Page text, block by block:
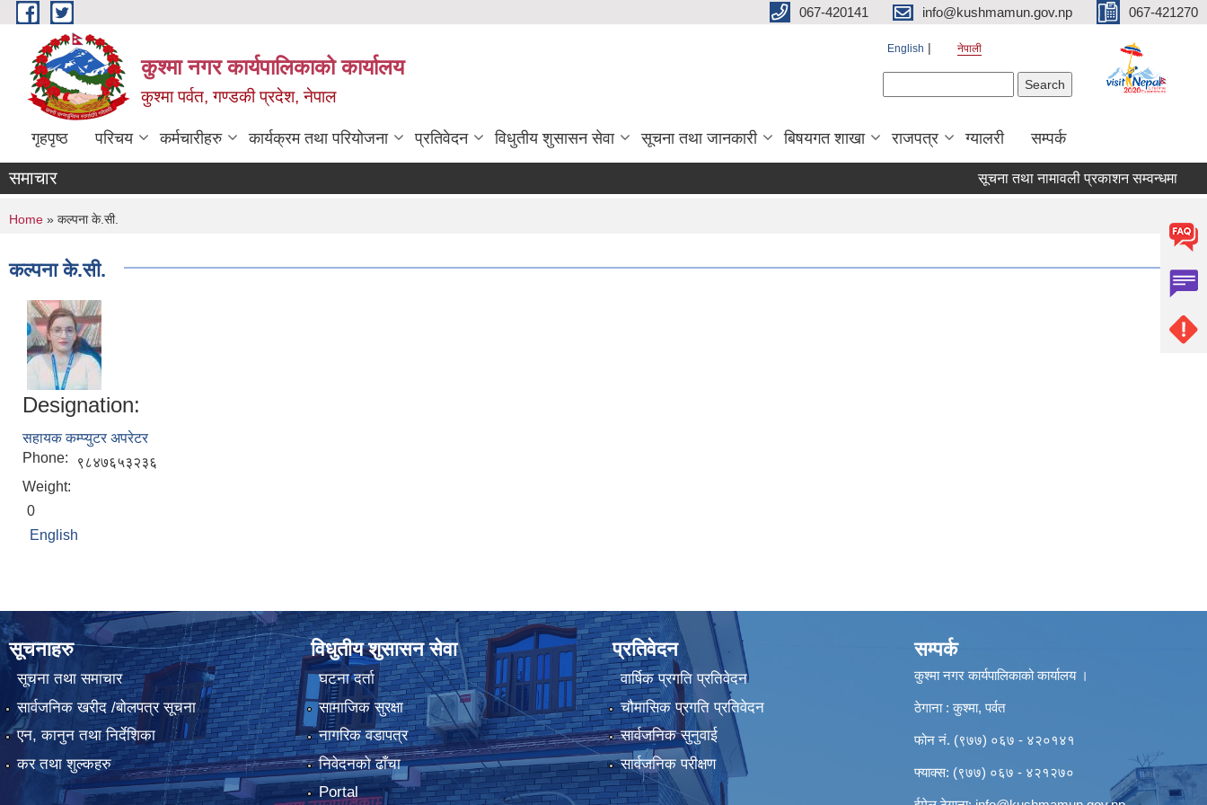
Skip to main content 067-420141 info@kushmamun.gov.np 067-421270
कुश्मा नगर कार्यपालिकाको कार्यालय
कुश्मा पर्वत, गण्डकी प्रदेश, नेपाल
English नेपाली
गृहपृष्ठ परिचय कर्मचारीहरु कार्यक्रम तथा परियोजना प्रतिवेदन विधुतीय शुसासन सेवा सूचना तथा जानकारी बिषयगत शाखा राजपत्र ग्यालरी सम्पर्क
समाचार सूचना तथा नामावली प्रकाशन सम्वन्धमा
You are here
Home » कल्पना के‍.सी.
कल्पना के‍.सी.
Designation:
सहायक कम्प्युटर अपरेटर
Phone:
९८४७६५३२३६
Weight:
0
English
सूचनाहरु
सूचना तथा समाचार
सार्वजनिक खरीद /बोलपत्र सूचना
एन, कानुन तथा निर्देशिका
कर तथा शुल्कहरु
विधुतीय शुसासन सेवा
घटना दर्ता
सामाजिक सुरक्षा
नागरिक वडापत्र
निवेदनको ढाँचा
Portal
प्रतिवेदन
वार्षिक प्रगति प्रतिवेदन
चौमासिक प्रगति प्रतिवेदन
सार्वजनिक सुनुवाई
सार्वजनिक परीक्षण
सम्पर्क
कुश्मा नगर कार्यपालिकाको कार्यालय ।
ठेगाना : कुश्मा, पर्वत
फोन नं. (९७७) ०६७ - ४२०१४१
फ्याक्स: (९७७) ०६७ - ४२१२७०